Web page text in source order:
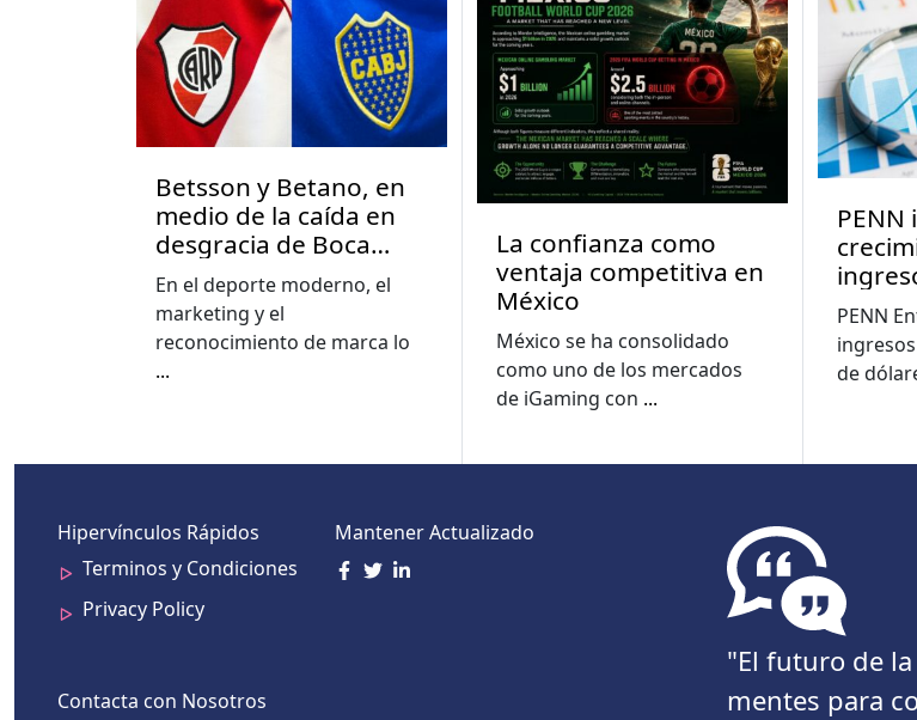
Betsson y Betano, en
medio de la caída en
desgracia de Boca
Juniors y River Plate en
Argentina
En el deporte moderno, el
marketing y el
reconocimiento de marca lo
...
La confianza como
ventaja competitiva en
México
México se ha consolidado
como uno de los mercados
de iGaming con ...
PENN
de
Hipervínculos Rápidos
Terminos y Condiciones
Privacy Policy
Mantener Actualizado
Contacta con Nosotros
"El futuro de
mentes para